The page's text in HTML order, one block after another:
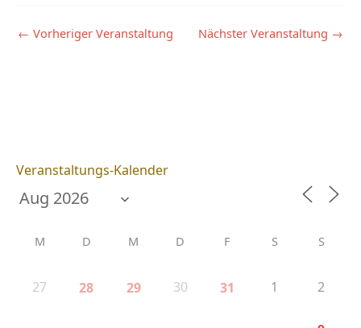
← Vorheriger Veranstaltung Nächster Veranstaltung →
Veranstaltungs-Kalender
M D M D F S S
27 28 29 30 31 1 2